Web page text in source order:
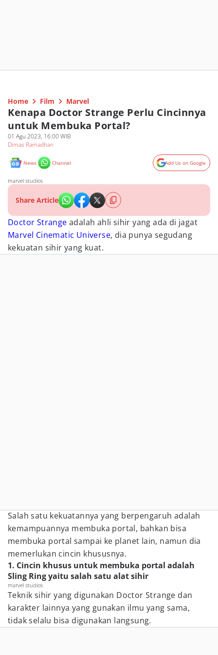
Home Film Marvel
Kenapa Doctor Strange Perlu Cincinnya
untuk Membuka Portal?
01 Agu 2023, 16:00 WIB
Dimas Ramadhan
News Channel Add Us on Google
marvel studios
Share Article
Doctor Strange adalah ahli sihir yang ada di jagat
Marvel Cinematic Universe, dia punya segudang
kekuatan sihir yang kuat.
Salah satu kekuatannya yang berpengaruh adalah
kemampuannya membuka portal, bahkan bisa
membuka portal sampai ke planet lain, namun dia
memerlukan cincin khususnya.
1. Cincin khusus untuk membuka portal adalah
Sling Ring yaitu salah satu alat sihir
marvel studios
Teknik sihir yang digunakan Doctor Strange dan
karakter lainnya yang gunakan ilmu yang sama,
tidak selalu bisa digunakan langsung.